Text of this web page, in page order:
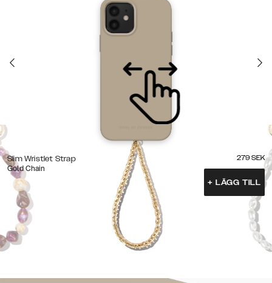
Slim Wristlet Strap
Gold Chain
279 SEK
+ LÄGG TILL